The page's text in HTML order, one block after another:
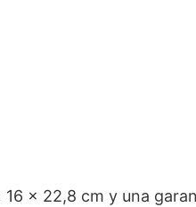
x 22,8 cm y una